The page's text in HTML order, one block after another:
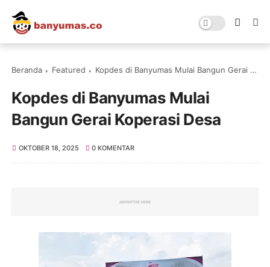
Beranda Featured Kopdes di Banyumas Mulai Bangun Gerai Koperasi Desa
Kopdes di Banyumas Mulai
Bangun Gerai Koperasi Desa
OKTOBER 18, 2025 0 KOMENTAR